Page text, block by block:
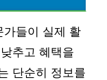
가들이 실제 활
추고 혜택을
단순히 정보를